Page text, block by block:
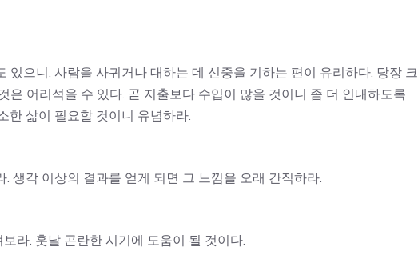
있으니, 사람을 사귀거나 대하는 데 신중을 기하는 편이 유리하다. 당장 크
은 어리석을 수 있다. 곧 지출보다 수입이 많을 것이니 좀 더 인내하도록
한 삶이 필요할 것이니 유념하라.
생각 이상의 결과를 얻게 되면 그 느낌을 오래 간직하라.
라. 훗날 곤란한 시기에 도움이 될 것이다.